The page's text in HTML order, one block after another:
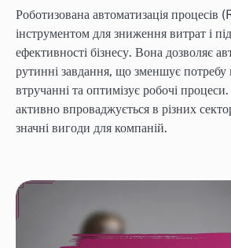
Роботизована автоматизація процесів
інструментом для зниження витрат і
ефективності бізнесу. Вона дозволяє
рутинні завдання, що зменшує
втручанні та оптимізує робочі
активно впроваджується в різних
значні вигоди для компаній.